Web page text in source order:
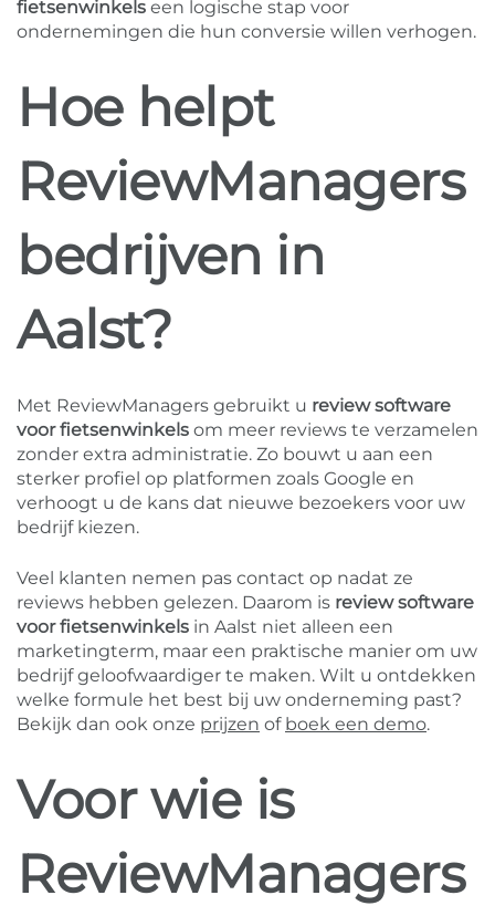
fietsenwinkels een logische stap voor
ondernemingen die hun conversie willen verhogen.
Hoe helpt
ReviewManagers
bedrijven in
Aalst?
Met ReviewManagers gebruikt u review software
voor fietsenwinkels om meer reviews te verzamelen
zonder extra administratie. Zo bouwt u aan een
sterker profiel op platformen zoals Google en
verhoogt u de kans dat nieuwe bezoekers voor uw
bedrijf kiezen.
Veel klanten nemen pas contact op nadat ze
reviews hebben gelezen. Daarom is review software
voor fietsenwinkels in Aalst niet alleen een
marketingterm, maar een praktische manier om uw
bedrijf geloofwaardiger te maken. Wilt u ontdekken
welke formule het best bij uw onderneming past?
Bekijk dan ook onze prijzen of boek een demo.
Voor wie is
ReviewManagers